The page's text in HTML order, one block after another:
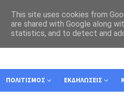
ΣΧΕΤΙΚΑ ΕΠΙΚΟΙΝΩΝΙΑ
ΠΟΛΙΤΙΣΜΟΣ ΕΚΔΗΛΩΣΕΙΣ
This site uses cookies from
are shared with Google along
statistics, and to detect and